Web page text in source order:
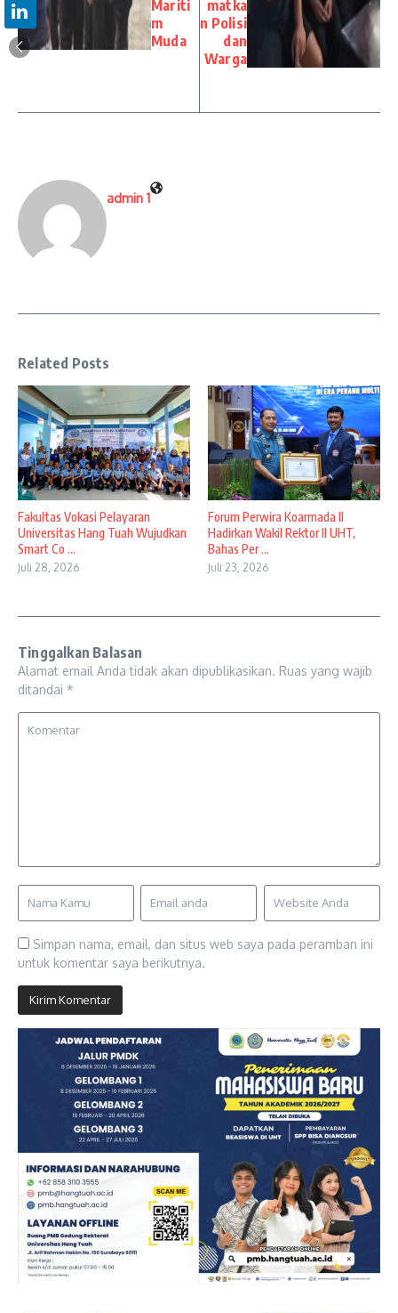
Mariti
m
Muda
matka
n Polisi
dan
Warga
admin 1
Related Posts
Fakultas Vokasi Pelayaran
Universitas Hang Tuah Wujudkan
Smart Co ...
Juli 28, 2026
Forum Perwira Koarmada II
Hadirkan Wakil Rektor II UHT,
Bahas Per ...
Juli 23, 2026
Tinggalkan Balasan
Alamat email Anda tidak akan dipublikasikan. Ruas yang wajib
ditandai *
Simpan nama, email, dan situs web saya pada peramban ini
untuk komentar saya berikutnya.